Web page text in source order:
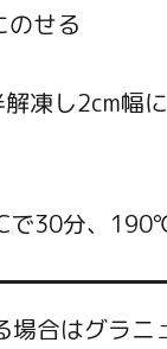
のせる
凍し2cm幅
30分、
場合はグラ